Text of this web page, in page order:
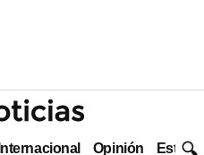
Internacional Opinión Estilo